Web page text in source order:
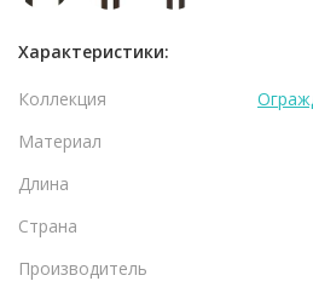
Характеристики:
Коллекция
Материал
Длина
Страна
Производитель